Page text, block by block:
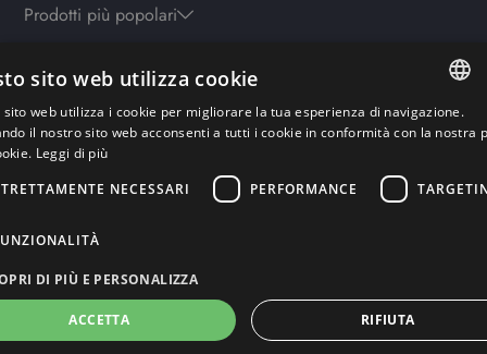
Prodotti più popolari
Orari
Lun-ven: 9.30-19.30 - Sab: 10-13 | 15.30-19.30 - Domenica: chiuso
Pagamenti sicuri
Copyright© Rework Labs S.r.l – Powered by Rework-Labs
ITALIAN
GERMAN
sito web utilizza cookie
sito web utilizza i cookie per migliorare la tua esperienza di navigazione.
il nostro sito web acconsenti a tutti i cookie in conformità con la nostra
Leggi di più
NECESSARI
PERFORMANCE
DI PIÙ E PERSONALIZZA
ACCETTA RIFIUTA